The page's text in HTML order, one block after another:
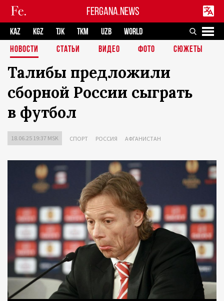
FERGANA.NEWS
KAZ KGZ TJK TKM UZB
WORLD
НОВОСТИ
СТАТЬИ ВИДЕО ФОТО СЮЖЕТЫ
Талибы предложили
сборной России сыграть
в футбол
18.06.25 19:37 MSK СПОРТ РОССИЯ АФГАНИСТАН